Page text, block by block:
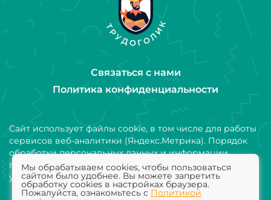
Связаться с нами
Политика конфиденциальности
Сайт использует файлы cookie, в том числе для работы
сервисов веб-аналитики (Яндекс.Метрика). Порядок
обработки персональных данных и информации,
получаемой с использованием файлов cookie,
установлен Политикой конфиденциальности
Добавить компанию
Мы обрабатываем cookies, чтобы пользоваться
сайтом было удобнее. Вы можете запретить
обработку cookies в настройках браузера.
Пожалуйста, ознакомьтесь с Политикой